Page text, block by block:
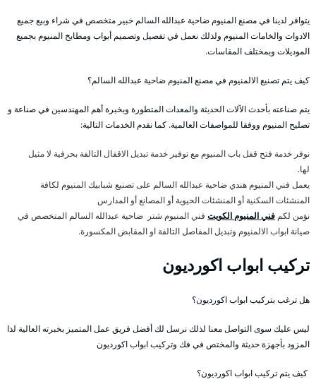
يتوافر لدينا في مصنع المنيوم ضاحية عبدالله السالم خبير متخصص في شراء وبيع جميع
الادوات والخامات المنيوم ولذلك نعمل في تفصيل وتصميم أبواب ومطابخ المنيوم بجميع
الموديلات وبمختلف المقاسات.
كيف يتم تصنيع الالمنيوم في مصنع المنيوم ضاحية عبدالله السالم؟
يتم صناعته بأحدث الآلات الحديثة والمعدات المتطورة وبخبرة أهم المهندسين في صناعة و
تصليح المنيوم ووفقا للمواصفات العالمية. كما نقدم الخدمات التالية:
نوفر خدمة فتح قفل باب المنيوم مع توفير خدمة تبديل الاقفال التالفة بحرفية لا مثيل
لها.
يعمل فني المنيوم هندي ضاحية عبدالله السالم على تصنيع شبابيك المنيوم لكافة
المنشئات السكنية أو المنشئات الحيوية أو المصانع أو المدارس
نؤمن لكم فني المنيوم الكويت فني المنيوم شتر ضاحية عبدالله السالم المتخصص في
صيانة ابواب الالمنيوم وتبديل المفاصل التالفة او المقابض المكسورة.
تركيب ابواب اكورديون
هل ترغب بتركيب ابواب اكورديون؟
ليس عليك سوى التواصل معنا لذلك نرسل لك أفضل فريق عمل المتميز بخبرته العالية لذا
المزود بأجهزة حديثة والمختص في فك وتركيب ابواب اكورديون
كيف يتم تركيب ابواب اكورديون؟